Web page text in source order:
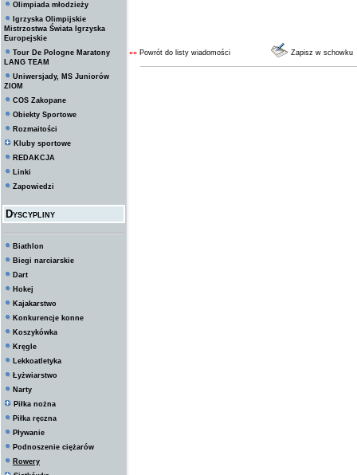
Olimpiada młodzieży
Igrzyska Olimpijskie
Mistrzostwa Świata Igrzyska
Europejskie
Tour De Pologne Maratony
LANG TEAM
Uniwersjady, MS Juniorów
ZIOM
COS Zakopane
Obiekty Sportowe
Rozmaitości
Kluby sportowe
REDAKCJA
Linki
Zapowiedzi
Dyscypliny
Biathlon
Biegi narciarskie
Dart
Hokej
Kajakarstwo
Konkurencje konne
Koszykówka
Kręgle
Lekkoatletyka
Łyżwiarstwo
Narty
Piłka nożna
Piłka ręczna
Pływanie
Podnoszenie ciężarów
Rowery
«« Powrót do listy wiadomości Zapisz w schowku